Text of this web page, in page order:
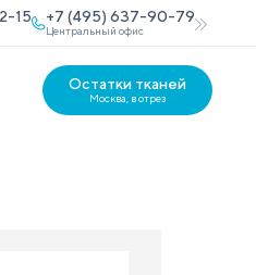
15 +7 (495) 637-90-79
Центральный офис
Остатки тканей
Москва, в отрез